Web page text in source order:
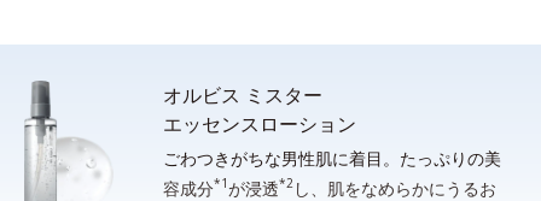
顔全体をぬらします。手のひらに適量（約２cm）をとり、水ま
オルビス ミスター
エッセンスローション
ごわつきがちな男性肌に着目。たっぷりの美
容成分*1が浸透*2 し、肌をなめらかにうるお